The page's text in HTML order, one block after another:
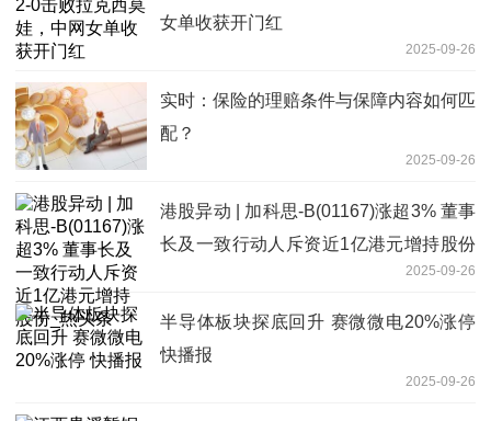
女单收获开门红
2025-09-26
实时：保险的理赔条件与保障内容如何匹
配？
2025-09-26
港股异动 | 加科思-B(01167)涨超3% 董事
长及一致行动人斥资近1亿港元增持股份
2025-09-26
半导体板块探底回升 赛微微电20%涨停
快播报
2025-09-26